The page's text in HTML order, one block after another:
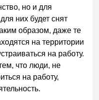
но и для
них будет снят
образом, даже те
на территории
на работу.
что люди, не
на работу,